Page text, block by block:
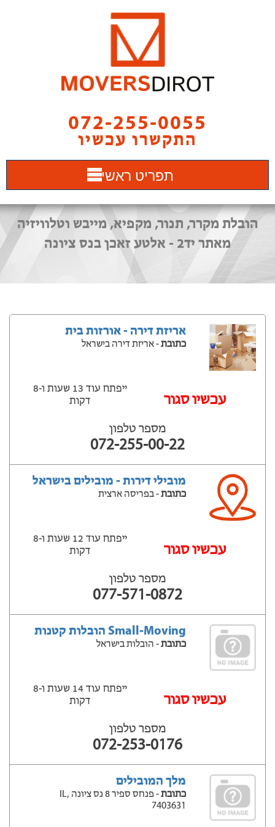
072-255-0055
התקשרו עכשיו
תפריט ראשי
הובלת מקרר, תנור, מקפיא, מייבש וטלוויזיה
מאתר יד2 - אלטע זאכן בנס ציונה
אריזת דירה - אורזות בית
כתובת- אריזת דירה בישראל
עכשיו סגור
ייפתח עוד 13 שעות ‫ו-8
דקות
מספר טלפון
072-255-00-22
מובילי דירות - מובילים בישראל
כתובת- בפריסה ארצית
עכשיו סגור
ייפתח עוד 12 שעות ‫ו-8
דקות
מספר טלפון
077-571-0872
Small-Moving הובלות קטנות
כתובת- הובלות בישראל
עכשיו סגור
ייפתח עוד 14 שעות ‫ו-8
דקות
מספר טלפון
072-253-0176
מלך המובילים
כתובת
- פנחס ספיר 8 נס ציונה IL,
7403631